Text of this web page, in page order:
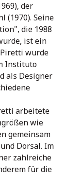
der
(1970). Seine
die 1988
ist ein
wurde
Instituto
als Designer
arbeitete
wie
gemeinsam
Dorsal. Im
zahlreiche
für die